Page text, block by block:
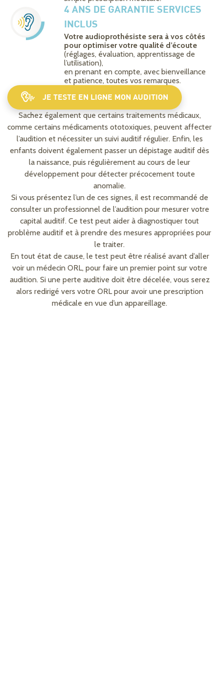
4 ANS DE GARANTIE SERVICES
INCLUS
Votre audioprothésiste sera à vos côtés
pour optimiser votre qualité d’écoute
(réglages, évaluation, apprentissage de
l’utilisation),
en prenant en compte, avec bienveillance
et patience, toutes vos remarques.
JE TESTE EN LIGNE MON AUDITION
Sachez également que certains traitements médicaux,
comme certains médicaments ototoxiques, peuvent affecter
l’audition et nécessiter un suivi auditif régulier. Enfin, les
enfants doivent également passer un dépistage auditif dès
la naissance, puis régulièrement au cours de leur
développement pour détecter précocement toute
anomalie.
Si vous présentez l’un de ces signes, il est recommandé de
consulter un professionnel de l’audition pour mesurer votre
capital auditif. Ce test peut aider à diagnostiquer tout
problème auditif et à prendre des mesures appropriées pour
le traiter.
En tout état de cause, le test peut être réalisé avant d’aller
voir un médecin ORL, pour faire un premier point sur votre
audition. Si une perte auditive doit être décelée, vous serez
alors redirigé vers votre ORL pour avoir une prescription
médicale en vue d’un appareillage.